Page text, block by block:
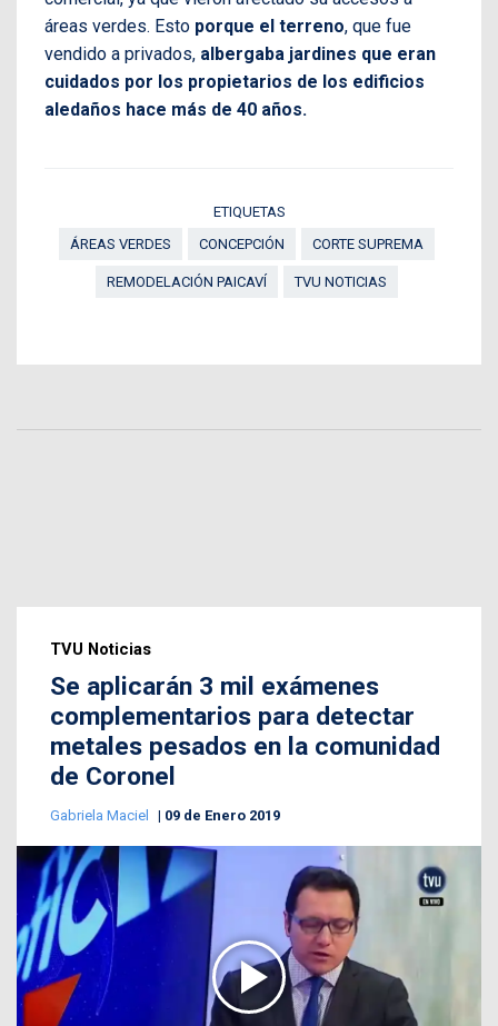
áreas verdes. Esto porque el terreno, que fue
vendido a privados, albergaba jardines que eran
cuidados por los propietarios de los edificios
aledaños hace más de 40 años.
ETIQUETAS
ÁREAS VERDES
CONCEPCIÓN CORTE SUPREMA
REMODELACIÓN PAICAVÍ TVU NOTICIAS
TVU Noticias
Se aplicarán 3 mil exámenes
complementarios para detectar
metales pesados en la comunidad
de Coronel
Gabriela Maciel 09 de Enero 2019